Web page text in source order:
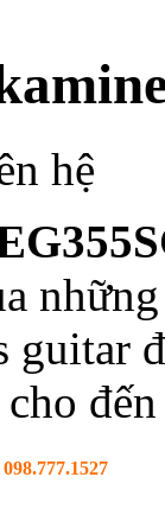
hệ
guitar
098.777.1527